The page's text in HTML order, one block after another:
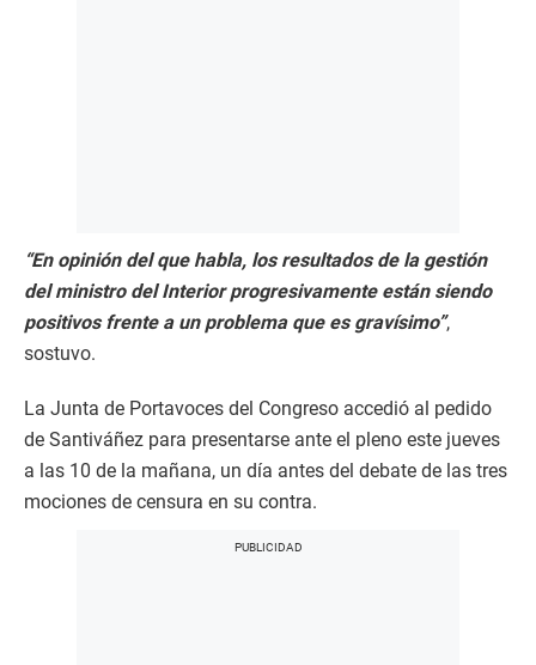
“En opinión del que habla, los resultados de la gestión
del ministro del Interior progresivamente están siendo
positivos frente a un problema que es gravísimo”,
sostuvo.
La Junta de Portavoces del Congreso accedió al pedido
de Santiváñez para presentarse ante el pleno este jueves
a las 10 de la mañana, un día antes del debate de las tres
mociones de censura en su contra.